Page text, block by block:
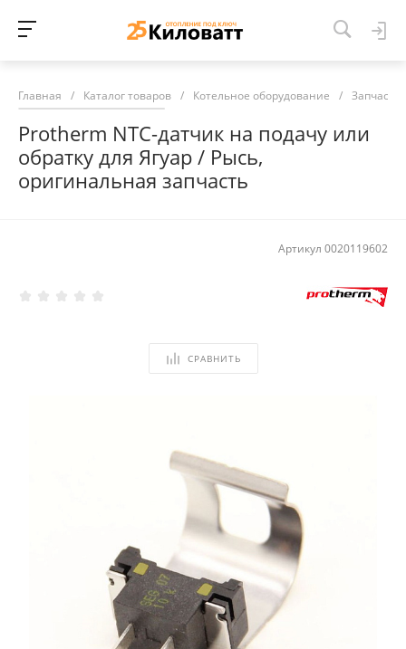
Главная / Каталог товаров / Котельное оборудование / Запчасти
Protherm NTC-датчик на подачу или
обратку для Ягуар / Рысь,
оригинальная запчасть
Артикул 0020119602
СРАВНИТЬ